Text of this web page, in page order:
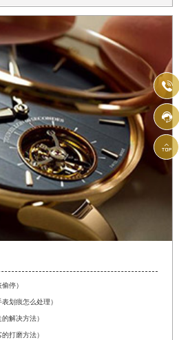
停）
划痕怎么处理）
解决方法）
打磨方法）


